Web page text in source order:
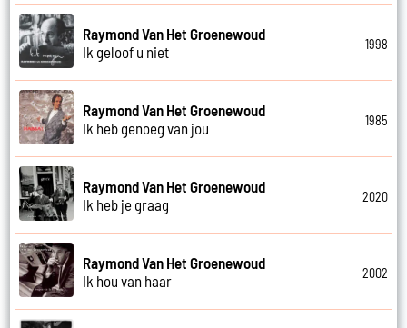
Raymond Van Het Groenewoud
Ik geloof u niet
1998
Raymond Van Het Groenewoud
Ik heb genoeg van jou
1985
Raymond Van Het Groenewoud
Ik heb je graag
2020
Raymond Van Het Groenewoud
Ik hou van haar
2002